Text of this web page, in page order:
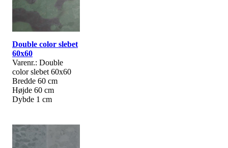
Double color slebet
60x60
Varenr.: Double
color slebet 60x60
Bredde 60 cm
Højde 60 cm
Dybde 1 cm